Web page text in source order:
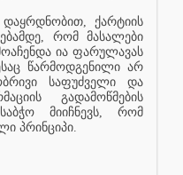
ქარტიის
რომ მასალები
ია ფარულავას
წარმოდგენილი არ
საფუძველი და
გადამოწმების
მიიჩნევს, რომ
პრინციპი.